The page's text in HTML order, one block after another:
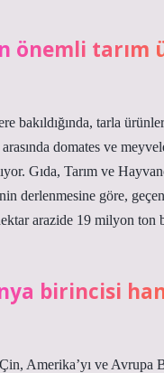
önemli tarım
bakıldığında, tarla
domates ve
Gıda, Tarım ve
derlenmesine göre,
arazide 19 milyon ton
birincisi
Amerika’yı ve Avrupa